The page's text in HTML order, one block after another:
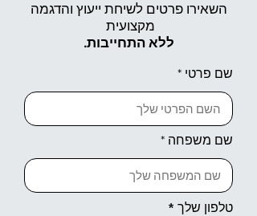
השאירו פרטים לשיחת ייעוץ והדגמה
מקצועית
ללא התחייבות.
שם פרטי
שם משפחה
טלפון שלך